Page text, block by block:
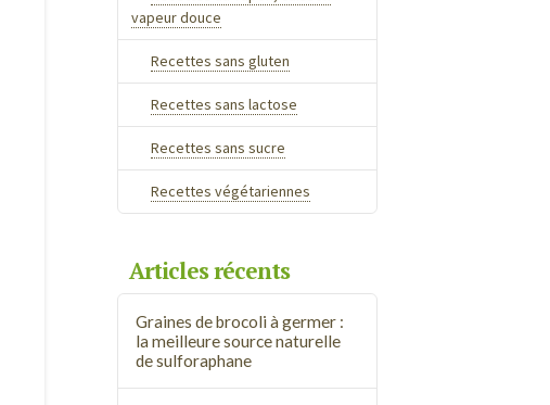
vapeur douce
Recettes sans gluten
Recettes sans lactose
Recettes sans sucre
Recettes végétariennes
Articles récents
Graines de brocoli à germer :
la meilleure source naturelle
de sulforaphane